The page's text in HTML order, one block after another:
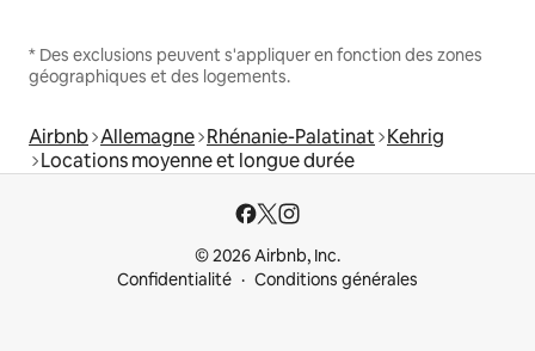
* Des exclusions peuvent s'appliquer en fonction des zones
géographiques et des logements.
Airbnb Allemagne Rhénanie-Palatinat Kehrig
Locations moyenne et longue durée
© 2026 Airbnb, Inc.
Confidentialité
Conditions générales